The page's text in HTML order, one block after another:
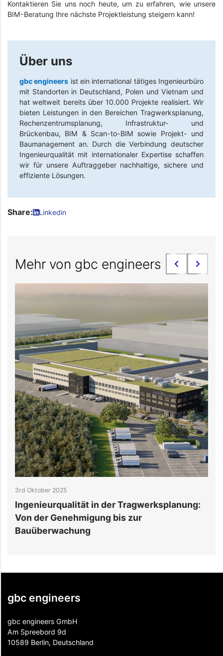
Kontaktieren Sie uns noch heute, um zu erfahren, wie unsere
BIM-Beratung Ihre nächste Projektleistung steigern kann!
Über uns
gbc engineers ist ein international tätiges Ingenieurbüro
mit Standorten in Deutschland, Polen und Vietnam und
hat weltweit bereits über 10.000 Projekte realisiert. Wir
bieten Leistungen in den Bereichen Tragwerksplanung,
Rechenzentrumsplanung, Infrastruktur- und
Brückenbau, BIM & Scan-to-BIM sowie Projekt- und
Baumanagement an. Durch die Verbindung deutscher
Ingenieurqualität mit internationaler Expertise schaffen
wir für unsere Auftraggeber nachhaltige, sichere und
effiziente Lösungen.
Share: Linkedin
Mehr von gbc engineers
3rd Oktober 2025
Ingenieurqualität in der Tragwerksplanung:
Von der Genehmigung bis zur
Bauüberwachung
gbc engineers
gbc engineers GmbH
Am Spreebord 9d
10589 Berlin, Deutschland